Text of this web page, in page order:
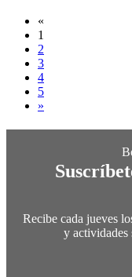
«
1
2
3
4
5
»
Recibe cada jueves
y actividades